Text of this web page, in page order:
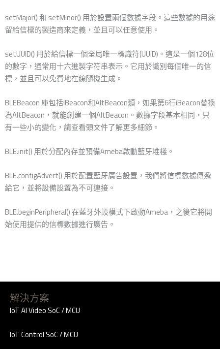
setMajor() 和 setMinor() 用於設置兩個數據字段。這些數據的用途
留給信標的製造商來定義，並且可以任意使用。
setUUID() 用於給信標一個全局唯一標識符(UUID)。這是一個128位
的數字，通常用十六進製字符串表示。它用於識別每個唯一的信
標，並且可以免費地在線隨機生成。
BLEBeacon 庫包括iBeacon和AltBeacon類，如果第6行iBeacon替換
為AltBeacon，就能創建一個AltBeacon。數據字段基本相同，只
有一些小的變化，請查看頭文件了解更多細節。
BLE.init() 用於分配內存並預備Ameba啟動藍牙堆棧。
BLE.configAdvert() 用於配置藍牙廣告設置，我們將信標數據傳遞
給它，並將設備設置為不可連接。
BLE.beginPeripheral() 在藍牙外設模式下啟動Ameba，之後它將開
始使用提供的信標數據進行廣告。
解決方案
IoT AI Video SoC / MCU
IoT Control SoC / MCU